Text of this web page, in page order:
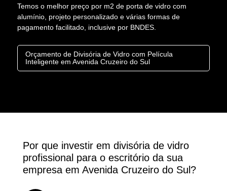
Temos o melhor preço por m2 de porta de vidro com
alumínio, projeto personalizado e várias formas de
pagamento facilitado, inclusive por BNDES.
Orçamento de Divisória de Vidro com Película
Inteligente em Avenida Cruzeiro do Sul
Por que investir em divisória de vidro
profissional para o escritório da sua
empresa em Avenida Cruzeiro do Sul?